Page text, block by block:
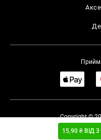
15,90 ₴ ВІД
Copyright ©
Умови